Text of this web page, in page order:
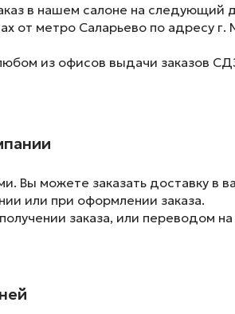
в нашем салоне на следующий
от метро Саларьево по адресу
из офисов выдачи заказов
Вы можете заказать доставку в
или при оформлении заказа.
заказа, или переводом